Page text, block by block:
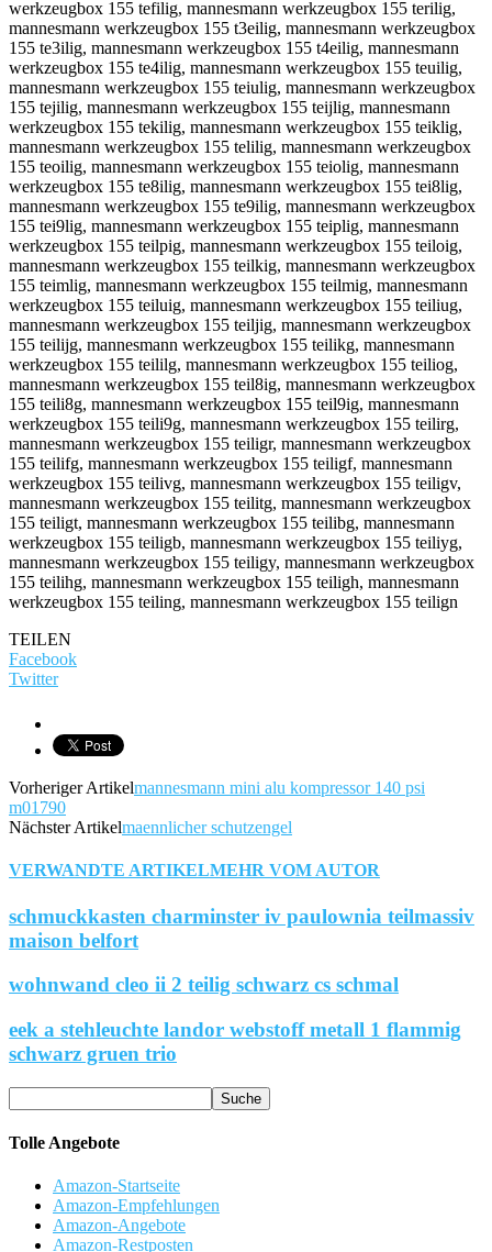
TEILEN
Facebook
Twitter
Vorheriger Artikelmannesmann mini alu kompressor 140 psi
m01790
Nächster Artikelmaennlicher schutzengel
VERWANDTE ARTIKELMEHR VOM AUTOR
schmuckkasten charminster iv paulownia teilmassiv
maison belfort
wohnwand cleo ii 2 teilig schwarz cs schmal
eek a stehleuchte landor webstoff metall 1 flammig
schwarz gruen trio
Tolle Angebote
Amazon-Startseite
Amazon-Empfehlungen
Amazon-Angebote
Amazon-Restposten